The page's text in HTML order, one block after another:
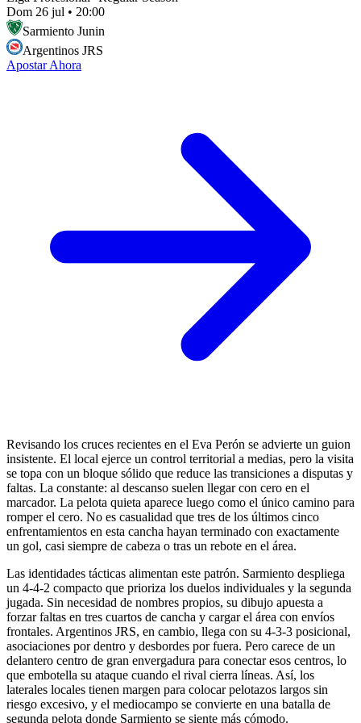
Dom 26 jul • 20:00
Sarmiento Junin
Argentinos JRS
Apostar Ahora
Revisando los cruces recientes en el Eva Perón se advierte un guion
insistente. El local ejerce un control territorial a medias, pero la visita
se topa con un bloque sólido que reduce las transiciones a disputas y
faltas. La constante: al descanso suelen llegar con cero en el
marcador. La pelota quieta aparece luego como el único camino para
romper el cero. No es casualidad que tres de los últimos cinco
enfrentamientos en esta cancha hayan terminado con exactamente
un gol, casi siempre de cabeza o tras un rebote en el área.
Las identidades tácticas alimentan este patrón. Sarmiento despliega
un 4-4-2 compacto que prioriza los duelos individuales y la segunda
jugada. Sin necesidad de nombres propios, su dibujo apuesta a
forzar faltas en tres cuartos de cancha y cargar el área con envíos
frontales. Argentinos JRS, en cambio, llega con su 4-3-3 posicional,
asociaciones por dentro y desbordes por fuera. Pero carece de un
delantero centro de gran envergadura para conectar esos centros, lo
que embotella su ataque cuando el rival cierra líneas. Así, los
laterales locales tienen margen para colocar pelotazos largos sin
riesgo excesivo, y el mediocampo se convierte en una batalla de
segunda pelota donde Sarmiento se siente más cómodo.